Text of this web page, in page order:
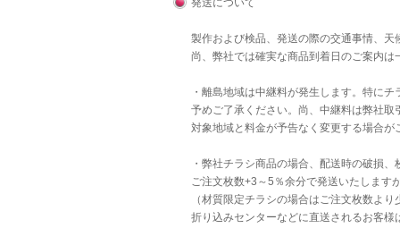
発送について
製作および検品、発送の際の交通事情、
尚、弊社では確実な商品到着日のご案内
・離島地域は中継料が発生します。特に
予めご了承ください。尚、中継料は弊社
対象地域と料金が予告なく変更する場合が
・弊社チラシ商品の場合、配送時の破損
ご注文枚数+3～5％余分で発送いたします
（材質限定チラシの場合はご注文枚数よ
折り込みセンターなどに直送されるお客